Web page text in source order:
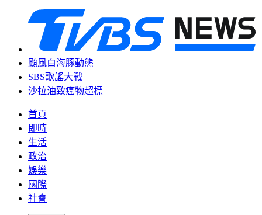
颱風白海豚動態
SBS歌謠大戰
沙拉油致癌物超標
首頁
即時
生活
政治
娛樂
國際
社會